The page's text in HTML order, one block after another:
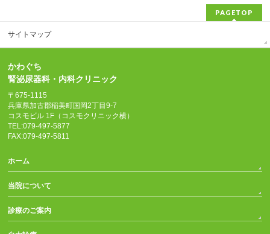
PAGETOP
サイトマップ
かわぐち
腎泌尿器科・内科クリニック
〒675-1115
兵庫県加古郡稲美町国岡2丁目9-7
コスモビル 1F（コスモクリニック横）
TEL:079-497-5877
FAX:079-497-5811
ホーム
当院について
診療のご案内